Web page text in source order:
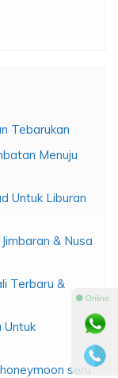
Tebarukan
Menuju
Untuk Liburan
& Nusa
Terbaru &
Untuk
seru
⚫ Online